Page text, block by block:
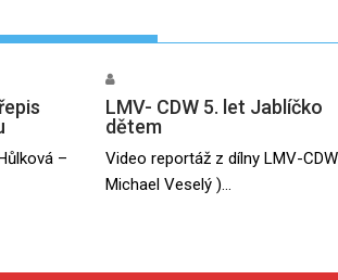
–
LMV- CDW 5. let Jablíčko
dětem
Video reportáž z dílny LMV-
Michael Veselý )...